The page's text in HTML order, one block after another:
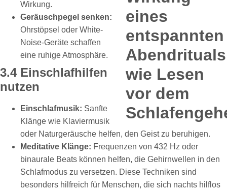
Wirkung.
Geräuschpegel senken:
Ohrstöpsel oder White-
Noise-Geräte schaffen
eine ruhige Atmosphäre.
3.4 Einschlafhilfen
nutzen
Einschlafmusik: Sanfte
Klänge wie Klaviermusik
oder Naturgeräusche helfen, den Geist zu beruhigen.
Meditative Klänge: Frequenzen von 432 Hz oder
binaurale Beats können helfen, die Gehirnwellen in den
Schlafmodus zu versetzen. Diese Techniken sind
besonders hilfreich für Menschen, die sich nachts hilflos